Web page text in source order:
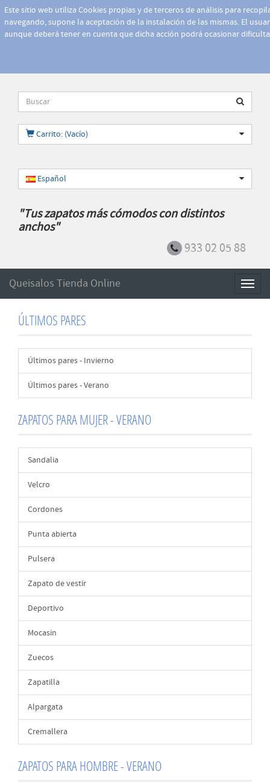
Este sitio web utiliza Cookies propias y de terceros de análisis para
navegando, supone la aceptación de la instalación de las mismas. El
aunque deberá tener en cuenta que dicha acción podrá ocasionar
Carrito: (Vacío)
Español
"Tus zapatos más cómodos con distintos
anchos"
933 02 05 88
Queisalos Tienda Online
ÚLTIMOS PARES
Últimos pares - Invierno
Últimos pares - Verano
ZAPATOS PARA MUJER - VERANO
Sandalia
Velcro
Cordones
Punta abierta
Pulsera
Zapato de vestir
Deportivo
Mocasin
Zuecos
Zapatilla
Alpargata
Cremallera
ZAPATOS PARA HOMBRE - VERANO